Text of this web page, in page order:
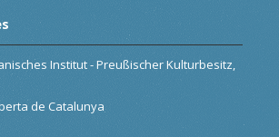
Institut - Preußischer Kulturbesitz,
de Catalunya